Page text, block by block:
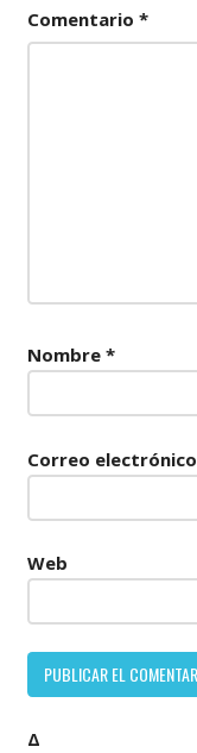
Comentario *
Nombre *
Correo electrónico
Web
Δ